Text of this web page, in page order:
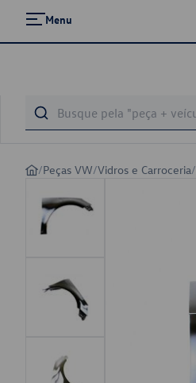
Menu
/Peças VW/Vidros e Carroceria/